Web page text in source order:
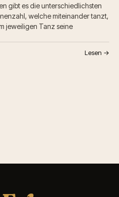
gibt es die unterschiedlichsten
welche miteinander tanzt,
jeweiligen Tanz seine
Lesen →